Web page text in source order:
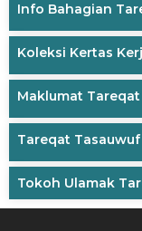
Info Bahagian
Koleksi Kertas
Maklumat
Tareqat
Tokoh Ulamak